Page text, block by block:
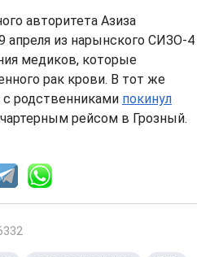
авторитета Азиза
апреля из нарынского СИЗО-4
медиков, которые
рак крови. В тот же
родственниками покинул
рейсом в Грозный.